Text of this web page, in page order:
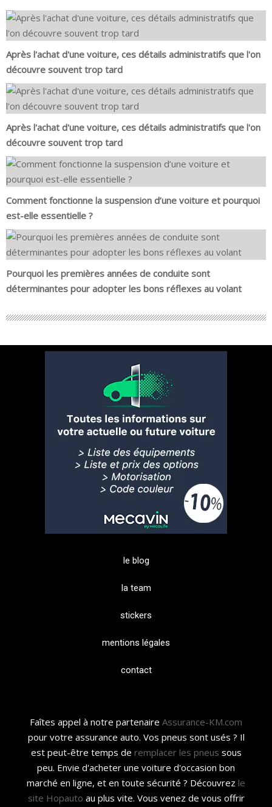
Après l'achat d'une voiture, ces détails administratifs que l'on
découvre souvent trop tard
Après l'achat d'une voiture, ces détails administratifs que l'on
découvre souvent trop tard
Comment fonctionne la suspension d’une voiture et pourquoi
est-elle essentielle ?
Pourquoi les premières années de conduite sont
déterminantes pour adopter les bons réflexes au volant
le blog
la team
stickers
mentions légales
contact
Faîtes appel à notre partenaire Assurance-KM.com
pour votre assurance auto. Vos pneus sont usés ? Il
est peut-être temps de remplacer les pneus sous
peu. Envie d'acheter une voiture d'occasion bon
marché en ligne, et en toute sécurité ? Découvrez le
site Hopauto au plus vite. Vous venez de vous offrir